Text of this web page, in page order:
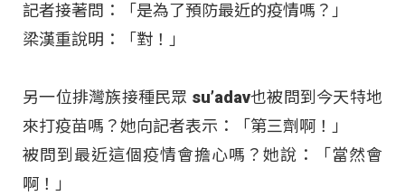
記者接著問：「是為了預防最近的疫情嗎 ？」
梁漢重說明：「對 ！」
另一位排灣族接種民眾 su’adav也被問到今天特地
來打疫苗嗎 ？她向記者表示：「第三劑啊 ！」
被問到最近這個疫情會擔心嗎 ？她說：「當然會
啊 ！」